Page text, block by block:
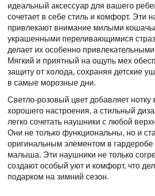
идеальный аксессуар для вашего
сочетает в себе стиль и комфорт. Эти
привлекают внимание милыми
украшенными переливающимися
делает их особенно
Мягкий и приятный на ощупь мех
защиту от холода, сохраняя детские
в самые морозные дни.
Светло-розовый цвет добавляет нотку
хорошего настроения, а стильный
легко сочетать наушники с любой
Они не только функциональны, но и
оригинальным элементом в
малыша. Эти наушники не только
создают особый уют и комфорт, что
подарком на зимний сезон.